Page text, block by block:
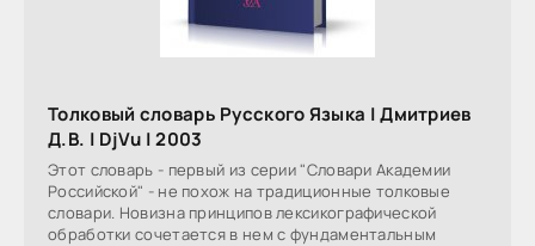
Толковый словарь Русского Языка | Дмитриев
Д.В. | DjVu | 2003
Этот словарь - первый из серии "Словари Академии
Российской" - не похож на традиционные толковые
словари. Новизна принципов лексикографической
обработки сочетается в нем с фундаментальным